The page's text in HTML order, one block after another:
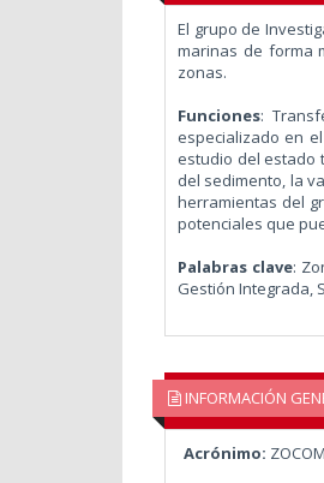
El grupo de
marinas de forma
zonas.
Funciones:
especializado en
estudio del estado
del sedimento, la
herramientas del
potenciales que
Palabras clave:
Gestión Integrada,
INFORMACIÓN
Acrónimo: